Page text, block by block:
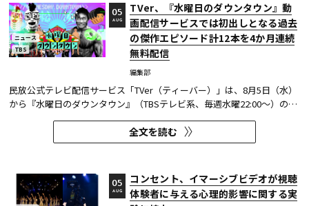
ニュース
TBS
TVer、『水曜日のダウンタウン』動
画配信サービスでは初出しとなる過去
の傑作エピソード計12本を4か月連続
無料配信
編集部
05
AUG
民放公式テレビ配信サービス「TVer（ティーバー）」は、8月5日（水）
から『水曜日のダウンタウン』（TBSテレビ系、毎週水曜22:00～）の過
去に放送された傑作エピソード計12本を4か月にわたり配信する。本エ
ピソードが動画配信サービスで配信されるのは今回が初めてとなる。
TVerはすべて無料で見放題となっている。 『水曜日のダウンタウン...
全文を読む
コンセント、イマーシブビデオが視聴
体験者に与える心理的影響に関する実
05
AUG